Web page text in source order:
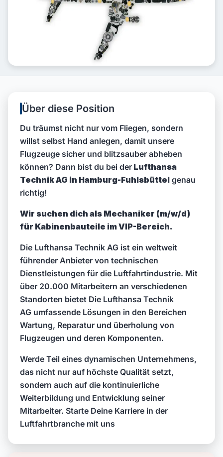
Über diese Position
Du träumst nicht nur vom Fliegen, sondern
willst selbst Hand anlegen, damit unsere
Flugzeuge sicher und blitzsauber abheben
können? Dann bist du bei der Lufthansa
Technik AG in Hamburg-Fuhlsbüttel genau
richtig!
Wir suchen dich als Mechaniker (m/w/d)
für Kabinenbauteile im VIP-Bereich.
Die Lufthansa Technik AG ist ein weltweit
führender Anbieter von technischen
Dienstleistungen für die Luftfahrtindustrie. Mit
über 20.000 Mitarbeitern an verschiedenen
Standorten bietet Die Lufthansa Technik
AG umfassende Lösungen in den Bereichen
Wartung, Reparatur und überholung von
Flugzeugen und deren Komponenten.
Werde Teil eines dynamischen Unternehmens,
das nicht nur auf höchste Qualität setzt,
sondern auch auf die kontinuierliche
Weiterbildung und Entwicklung seiner
Mitarbeiter. Starte Deine Karriere in der
Luftfahrtbranche mit uns